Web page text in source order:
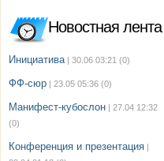
Новостная лента
Инициатива | 30.06 03:21 (0)
ФФ-сюр | 23.05 05:36 (0)
Манифест-кубослон | 27.04 12:32
(0)
Конференция и презентация |